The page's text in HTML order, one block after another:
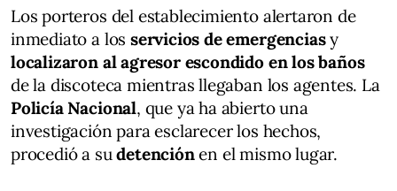
Los porteros del establecimiento alertaron de
inmediato a los servicios de emergenciasy
localizaron al agresor escondido en los baños
de la discoteca mientras llegaban los agentes. La
Policía Nacional, que ya ha abierto una
investigación para esclarecer los hechos,
procedió a sudetenciónen el mismo lugar.